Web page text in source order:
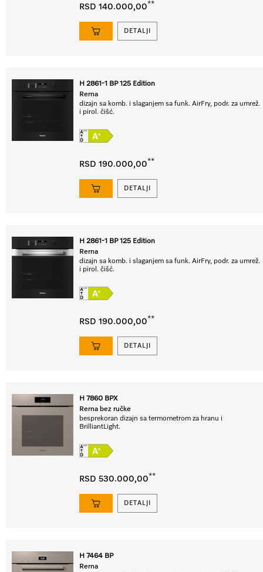
RSD 140.000,00**
DETALJI
H 2861-1 BP 125 Edition
Rerna
dizajn sa komb. i slaganjem sa funk. AirFry, podr. za umrež.
i pirol. čišć.
RSD 190.000,00**
DETALJI
H 2861-1 BP 125 Edition
Rerna
dizajn sa komb. i slaganjem sa funk. AirFry, podr. za umrež.
i pirol. čišć.
RSD 190.000,00**
DETALJI
H 7860 BPX
Rerna bez ručke
besprekoran dizajn sa termometrom za hranu i
BrilliantLight.
RSD 530.000,00**
DETALJI
H 7464 BP
Rerna